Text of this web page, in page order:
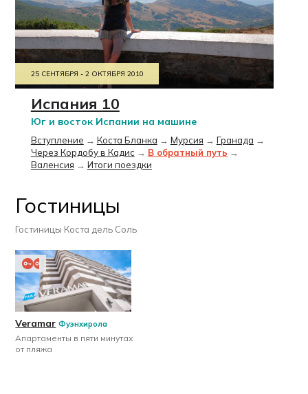
25 СЕНТЯБРЯ - 2 ОКТЯБРЯ 2010
Испания 10
Юг и восток Испании на машине
Вступление → Коста Бланка → Мурсия → Гранада →
Через Кордобу в Кадис → В обратный путь →
Валенсия → Итоги поездки
Гостиницы
Гостиницы Коста дель Соль
Veramar Фуэнхирола
Апартаменты в пяти минутах
от пляжа